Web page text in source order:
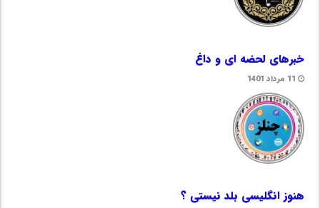
خبرهای لحضه ای و داغ
11 مرداد 1401
هنوز انگلیسی بلد نیستی ؟